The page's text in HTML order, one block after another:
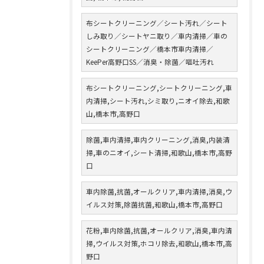
布シートクリーニング／シート汚れ／シート
しみ取り／シートヤニ取り／車内清掃／車の
シートクリーニング／橋本市車内清掃／
KeePer高野口SS／消臭・除菌／嘔吐汚れ
布シートクリーニング,シートクリーニング,車
内清掃,シート汚れ,シミ取り,ニオイ除去,和歌
山,橋本市,高野口
除菌,車内清掃,車内クリーニング,消臭,内装清
掃,車のニオイ,シート清掃,和歌山,橋本市,高野
口
車内除菌,抗菌,オールクリア,車内清掃,消臭,ウ
イルス対策,除菌抗菌,和歌山,橋本市,高野口
花粉,車内除菌,抗菌,オールクリア,消臭,車内清
掃,ウイルス対策,ホコリ除去,和歌山,橋本市,高
野口